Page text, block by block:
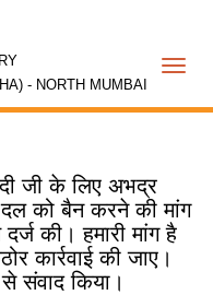
- NORTH MUMBAI
जी के लिए अभद्र
को बैन करने की मांग
की। हमारी मांग है
कार्रवाई की जाए।
संवाद किया।